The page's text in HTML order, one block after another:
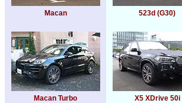
Macan 523d (G30)
Macan Turbo X5 XDrive 50i